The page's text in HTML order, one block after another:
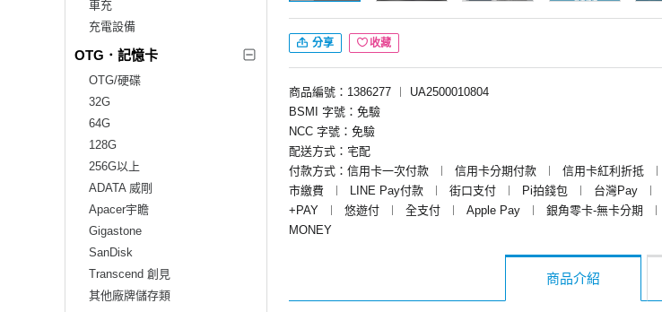
車充
充電設備
OTG．記憶卡
OTG/硬碟
32G
64G
128G
256G以上
ADATA 威剛
Apacer宇瞻
Gigastone
SanDisk
Transcend 創見
其他廠牌儲存類
分享 收藏
商品編號：1386277 ︱
UA2500010804
BSMI 字號：免驗
NCC 字號：免驗
配送方式：宅配
付款方式：信用卡一次付款
︱ 信用卡分期付款 ︱ 信用卡紅利折抵 ︱
市繳費
︱ LINE Pay付款 ︱ 街口支付 ︱ Pi拍錢包 ︱ 台灣Pay ︱
+PAY
︱ 悠遊付 ︱ 全支付 ︱ Apple Pay ︱ 銀角零卡-無卡分期 ︱
MONEY
商品介紹